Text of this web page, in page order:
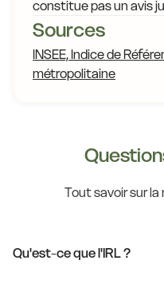
constitue pas un avis
Sources
INSEE, Indice de
métropolitaine
Tout savoir sur la
Qu'est-ce que l'IRL ?